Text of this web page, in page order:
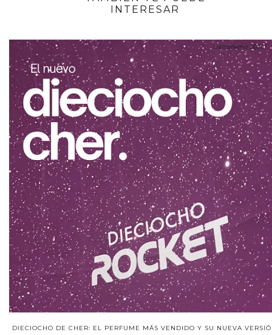
INTERESAR
DIECIOCHO DE CHER: EL PERFUME MÁS VENDIDO Y SU NUEVA